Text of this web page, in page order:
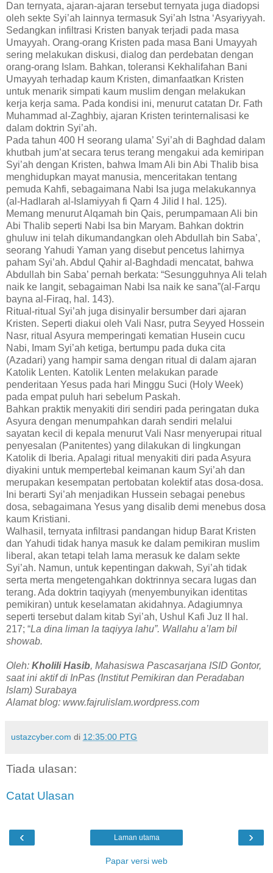
Dan ternyata, ajaran-ajaran tersebut ternyata juga diadopsi
oleh sekte Syi’ah lainnya termasuk Syi’ah Istna ‘Asyariyyah.
Sedangkan infiltrasi Kristen banyak terjadi pada masa
Umayyah. Orang-orang Kristen pada masa Bani Umayyah
sering melakukan diskusi, dialog dan perdebatan dengan
orang-orang Islam. Bahkan, toleransi Kekhalifahan Bani
Umayyah terhadap kaum Kristen, dimanfaatkan Kristen
untuk menarik simpati kaum muslim dengan melakukan
kerja kerja sama. Pada kondisi ini, menurut catatan Dr. Fath
Muhammad al-Zaghbiy, ajaran Kristen terinternalisasi ke
dalam doktrin Syi’ah.
Pada tahun 400 H seorang ulama’ Syi’ah di Baghdad dalam
khutbah jum’at secara terus terang mengakui ada kemiripan
Syi’ah dengan Kristen, bahwa Imam Ali bin Abi Thalib bisa
menghidupkan mayat manusia, menceritakan tentang
pemuda Kahfi, sebagaimana Nabi Isa juga melakukannya
(al-Hadlarah al-Islamiyyah fi Qarn 4 Jilid I hal. 125).
Memang menurut Alqamah bin Qais, perumpamaan Ali bin
Abi Thalib seperti Nabi Isa bin Maryam. Bahkan doktrin
ghuluw ini telah dikumandangkan oleh Abdullah bin Saba’,
seorang Yahudi Yaman yang disebut pencetus lahirnya
paham Syi’ah. Abdul Qahir al-Baghdadi mencatat, bahwa
Abdullah bin Saba’ pernah berkata: “Sesungguhnya Ali telah
naik ke langit, sebagaiman Nabi Isa naik ke sana”(al-Farqu
bayna al-Firaq, hal. 143).
Ritual-ritual Syi’ah juga disinyalir bersumber dari ajaran
Kristen. Seperti diakui oleh Vali Nasr, putra Seyyed Hossein
Nasr, ritual Asyura memperingati kematian Husein cucu
Nabi, Imam Syi’ah ketiga, bertumpu pada duka cita
(Azadari) yang hampir sama dengan ritual di dalam ajaran
Katolik Lenten. Katolik Lenten melakukan parade
penderitaan Yesus pada hari Minggu Suci (Holy Week)
pada empat puluh hari sebelum Paskah.
Bahkan praktik menyakiti diri sendiri pada peringatan duka
Asyura dengan menumpahkan darah sendiri melalui
sayatan kecil di kepala menurut Vali Nasr menyerupai ritual
penyesalan (Panitentes) yang dilakukan di lingkungan
Katolik di Iberia. Apalagi ritual menyakiti diri pada Asyura
diyakini untuk mempertebal keimanan kaum Syi’ah dan
merupakan kesempatan pertobatan kolektif atas dosa-dosa.
Ini berarti Syi’ah menjadikan Hussein sebagai penebus
dosa, sebagaimana Yesus yang disalib demi menebus dosa
kaum Kristiani.
Walhasil, ternyata infiltrasi pandangan hidup Barat Kristen
dan Yahudi tidak hanya masuk ke dalam pemikiran muslim
liberal, akan tetapi telah lama merasuk ke dalam sekte
Syi’ah. Namun, untuk kepentingan dakwah, Syi’ah tidak
serta merta mengetengahkan doktrinnya secara lugas dan
terang. Ada doktrin taqiyyah (menyembunyikan identitas
pemikiran) untuk keselamatan akidahnya. Adagiumnya
seperti tersebut dalam kitab Syi’ah, Ushul Kafi Juz II hal.
217; “La dina liman la taqiyya lahu”. Wallahu a’lam bil
showab.
Oleh: Kholili Hasib, Mahasiswa Pascasarjana ISID Gontor,
saat ini aktif di InPas (Institut Pemikiran dan Peradaban
Islam) Surabaya
Alamat blog: www.fajrulislam.wordpress.com
ustazcyber.com di 12:35:00 PTG
Tiada ulasan:
Catat Ulasan
‹ ›
Laman utama
Papar versi web